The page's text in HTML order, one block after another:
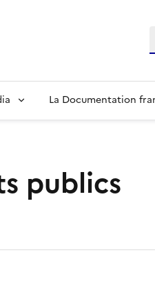
La Documentation
publics